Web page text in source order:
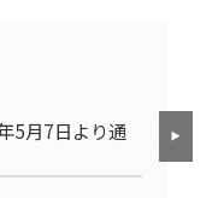
5月7日より通